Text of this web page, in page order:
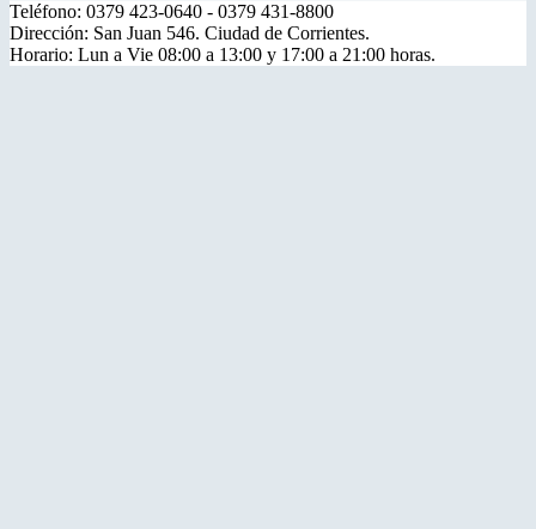
Teléfono: 0379 423-0640 - 0379 431-8800
Dirección: San Juan 546. Ciudad de Corrientes.
Horario: Lun a Vie 08:00 a 13:00 y 17:00 a 21:00 horas.